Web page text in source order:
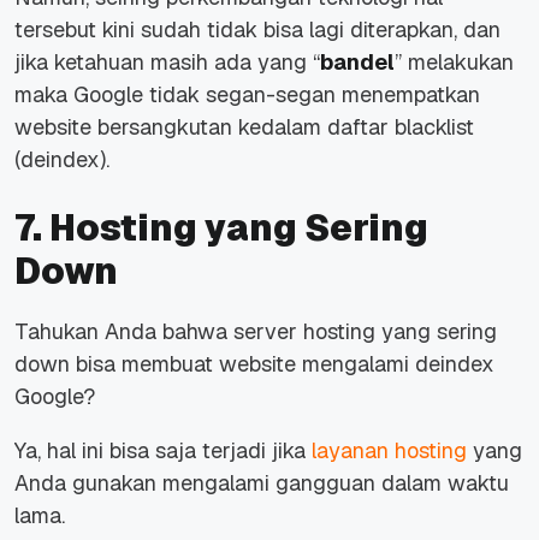
tersebut kini sudah tidak bisa lagi diterapkan, dan
jika ketahuan masih ada yang “bandel” melakukan
maka Google tidak segan-segan menempatkan
website bersangkutan kedalam daftar blacklist
(deindex).
7. Hosting yang Sering
Down
Tahukan Anda bahwa server hosting yang sering
down bisa membuat website mengalami deindex
Google?
Ya, hal ini bisa saja terjadi jika layanan hosting yang
Anda gunakan mengalami gangguan dalam waktu
lama.